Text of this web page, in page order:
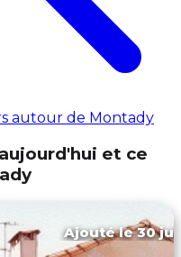
autour de Montady
et ce
Ajouté le 30